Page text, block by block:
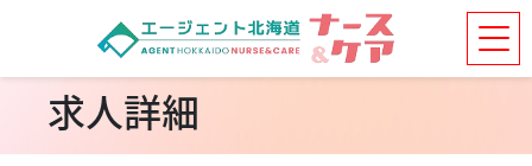
求人詳細